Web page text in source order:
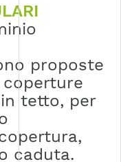
proposte
tetto, per
caduta.